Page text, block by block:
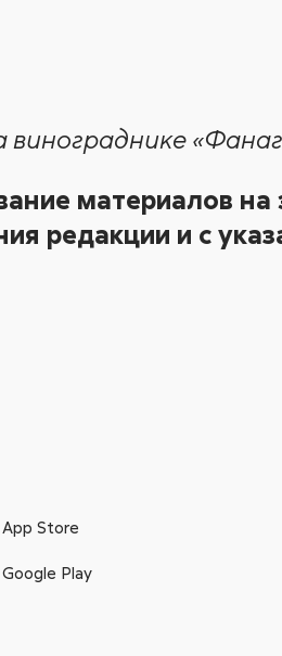
материалов
редакции и с
App Store
Google Play